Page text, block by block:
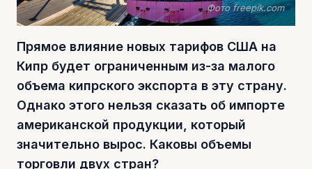
Фото freepik.com
Прямое влияние новых тарифов США на
Кипр будет ограниченным из-за малого
объема кипрского экспорта в эту страну.
Однако этого нельзя сказать об импорте
американской продукции, который
значительно вырос. Каковы объемы
торговли двух стран?